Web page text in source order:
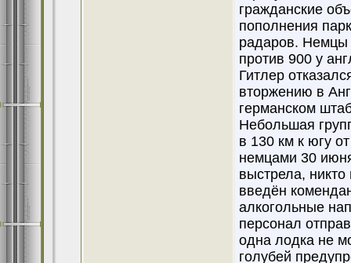
гражданские
пополнения
радаров. Немцы
против 900 у
Гитлер
вторжению в
германском
Небольшая
в 130 км к югу
немцами 30
выстрела,
введён
алкогольные
персонал
одна лодка не
голубей